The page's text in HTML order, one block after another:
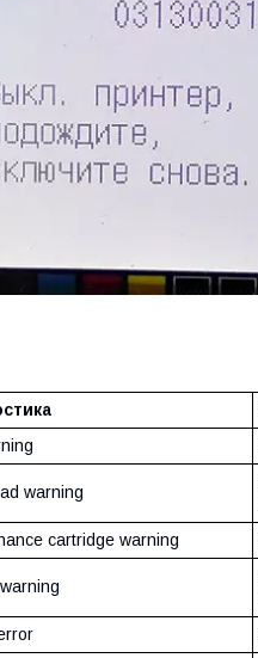
warning
cartridge warning